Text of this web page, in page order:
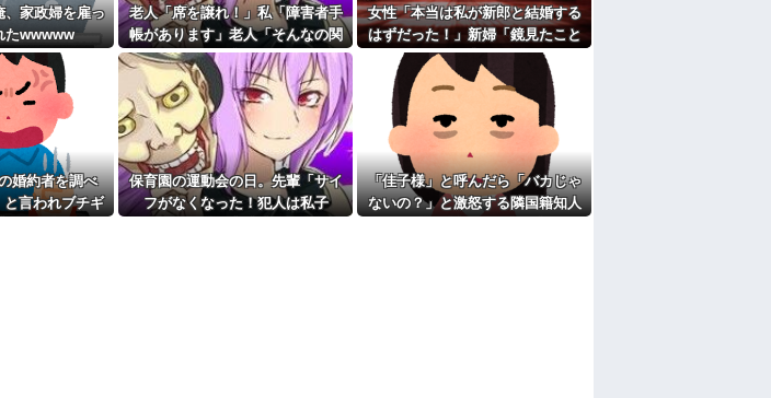
婦
ｗ
っ
彼氏が私の友達を勝手に評価する。友達の写真を見せたら「この子はモテそ
う」「この子は彼氏できなさそう」
クソ男「専業主婦は昼間寝てられていいよなぁ。俺なんか忙しくて寝る暇ね
ーもん。どうせ暇でしょ？俺のＤＶＤコピっといてよ」
【驚愕】養育費を払い続けた結果…元妻の裏切りが判明！！！その理由がこ
れｗｗｗｗ
職場で電話を取った新入社員の女子がヒワイなことを言われてショックを受
けたことがあった
主な税金の成り立ちを調べてみたよ
、家政婦を雇っ
たwwwww
老人「席を譲れ！」私「障害者手
帳があります」老人「そんなの関
係ない！」→暴言を浴びせられた
直後、周囲が動き出して…
女性「本当は私が新郎と結婚する
はずだった！」新婦「鏡見たこと
ある？」→披露宴が一瞬で騒然と
なって…
婚約者を調べ
言われブチギ
保育園の運動会の日。先輩「サイ
フがなくなった！犯人は私子
「佳子様」と呼んだら「バカじゃ
ないの？」と激怒する隣国籍知人